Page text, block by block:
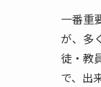
一番重
が、多
徒・教
で、出